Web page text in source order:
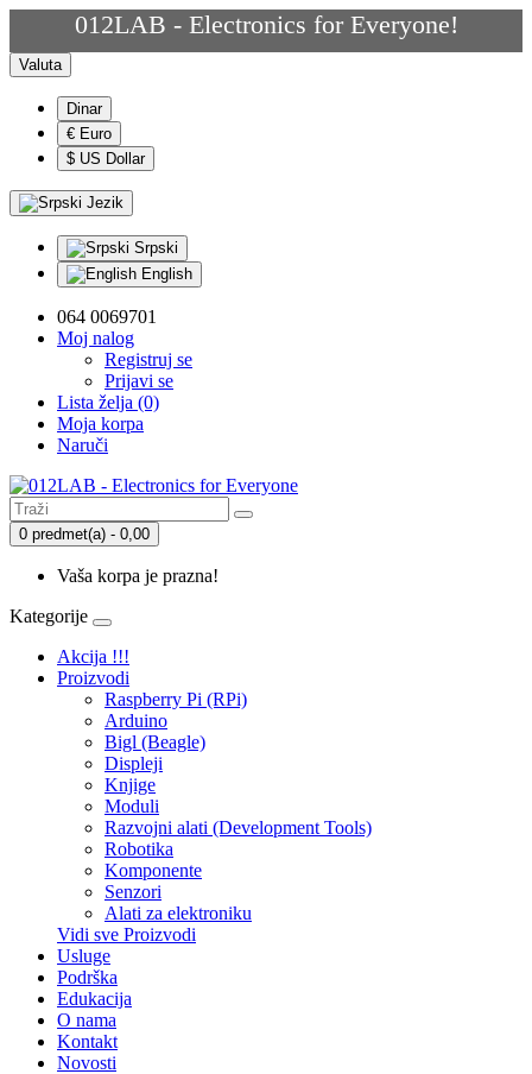
012LAB - Electronics for Everyone!
Valuta
Dinar
€ Euro
$ US Dollar
Jezik
Srpski
English
064 0069701
Moj nalog
Registruj se
Prijavi se
Lista želja (0)
Moja korpa
Naruči
0 predmet(a) - 0,00
Vaša korpa je prazna!
Kategorije
Akcija !!!
Proizvodi
Raspberry Pi (RPi)
Arduino
Bigl (Beagle)
Displеji
Knjige
Moduli
Razvojni alati (Development Tools)
Robotika
Komponente
Senzori
Alati za elektroniku
Vidi sve Proizvodi
Usluge
Podrška
Edukacija
O nama
Kontakt
Novosti